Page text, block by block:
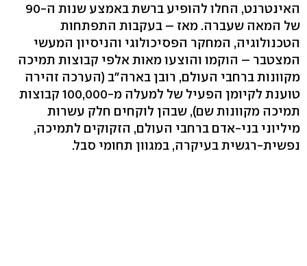
האינטרנט, החלו להופיע ברשת באמצע שנות ה-90
של המאה שעברה. מאז – בעקבות התפתחות
הטכנולוגיה, המחקר הפסיכולוגי והניסיון המעשי
המצטבר – הוקמו והוצעו מאות אלפי קבוצות תמיכה
מקוונות ברחבי העולם, רובן בארה"ב (הערכה זהירה
טוענת לקיומן הפעיל של למעלה מ-100,000 קבוצות
תמיכה מקוונות שם), שבהן לוקחים חלק עשרות
מיליוני בני-אדם ברחבי העולם, הזקוקים לתמיכה,
נפשית-רגשית בעיקרה, במגוון תחומי סבל.